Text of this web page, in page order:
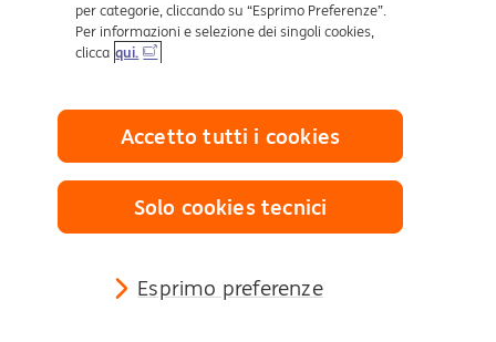
Collegamenti utili
Mappa del sito
Sezione Privacy
Reclami e Risoluzione delle controversie
per categorie, cliccando su “Esprimo Preferenze”.
Per informazioni e selezione dei singoli cookies,
clicca qui.
Esprimo preferenze
Solo cookies tecnici
Accetto tutti i cookies